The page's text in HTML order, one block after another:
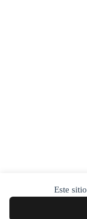
Este